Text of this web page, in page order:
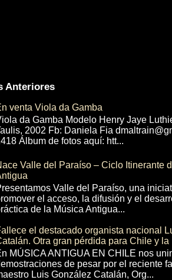
Anteriores
venta Viola da Gamba
da Gamba Modelo Henry Jaye
2002 Fb: Daniela Fia
Álbum de fotos aquí: htt...
Valle del Paraíso – Ciclo Itinerante
Valle del Paraíso, una
el acceso, la difusión y el
de la Música Antigua...
el destacado organista nacional
Otra gran pérdida para Chile y la
MÚSICA ANTIGUA EN CHILE nos
de pesar por el reciente
Luis González Catalán, Org...